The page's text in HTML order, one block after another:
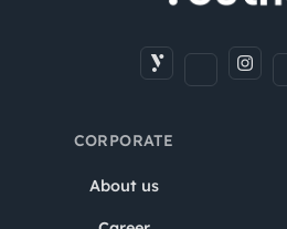
CORPORATE
About us